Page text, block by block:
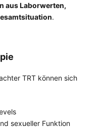
aus Laborwerten,
.
TRT können sich
sexueller Funktion